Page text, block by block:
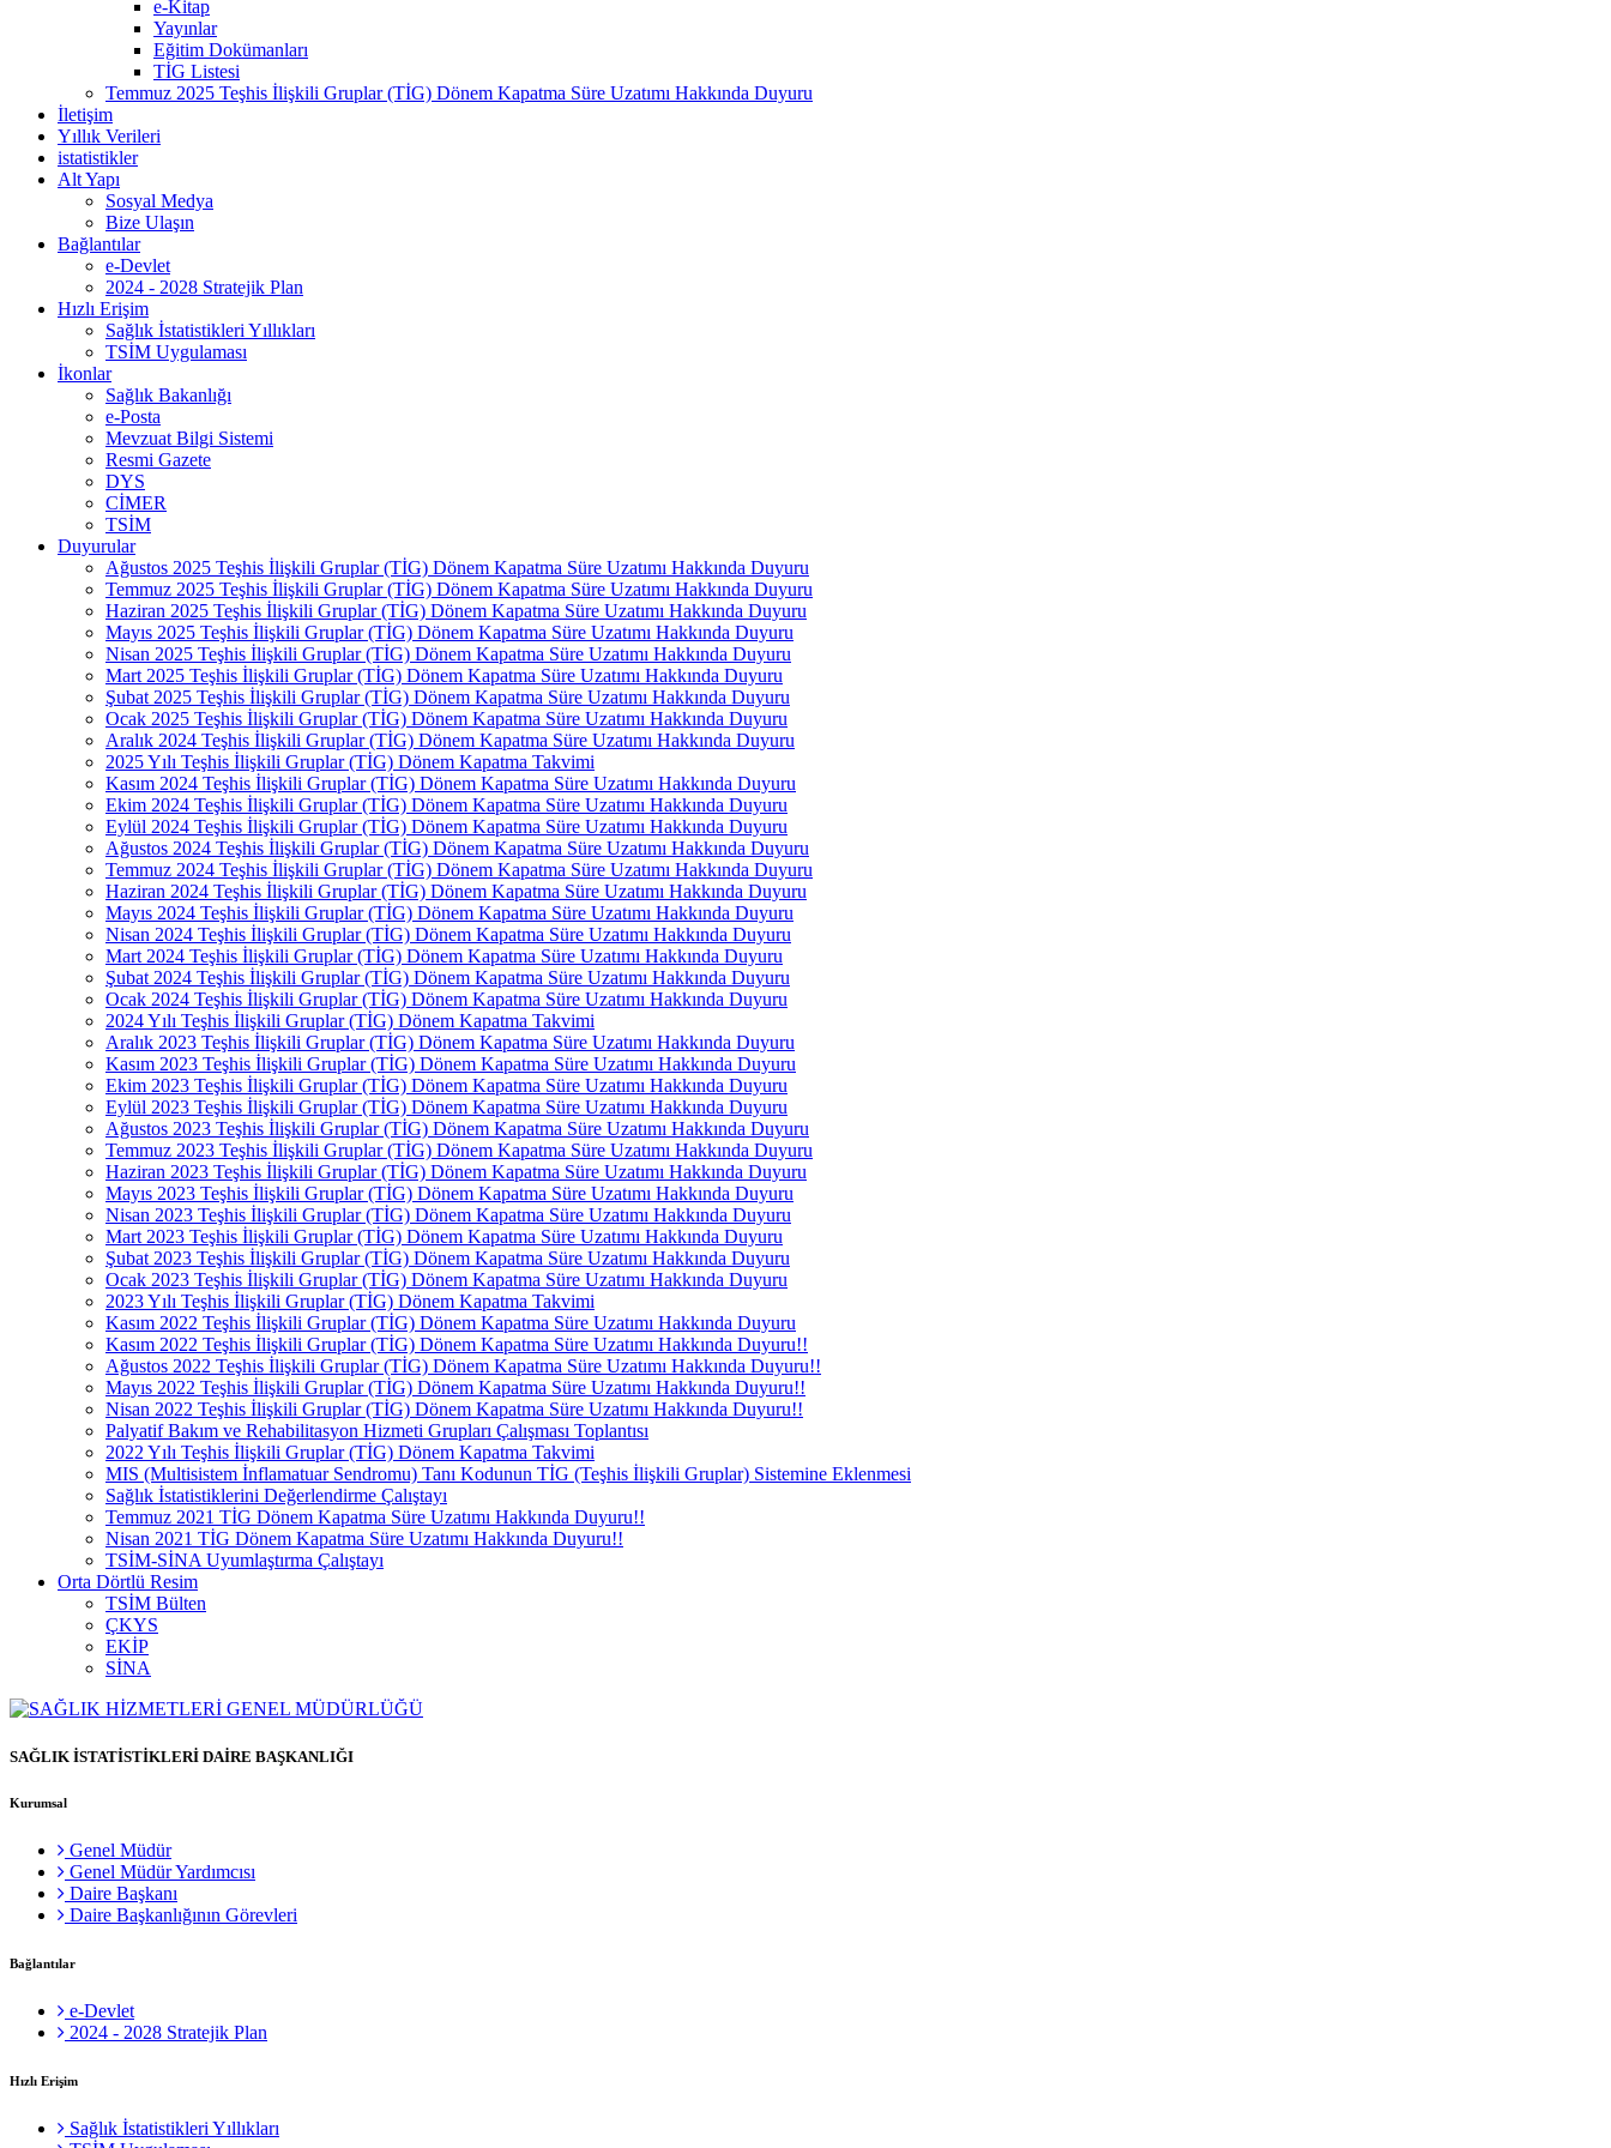
e-Kitap
Yayınlar
Eğitim Dokümanları
TİG Listesi
Temmuz 2025 Teşhis İlişkili Gruplar (TİG) Dönem Kapatma Süre Uzatımı Hakkında Duyuru
İletişim
Yıllık Verileri
istatistikler
Alt Yapı
Sosyal Medya
Bize Ulaşın
Bağlantılar
e-Devlet
2024 - 2028 Stratejik Plan
Hızlı Erişim
Sağlık İstatistikleri Yıllıkları
TSİM Uygulaması
İkonlar
Sağlık Bakanlığı
e-Posta
Mevzuat Bilgi Sistemi
Resmi Gazete
DYS
CİMER
TSİM
Duyurular
Ağustos 2025 Teşhis İlişkili Gruplar (TİG) Dönem Kapatma Süre Uzatımı Hakkında Duyuru
Temmuz 2025 Teşhis İlişkili Gruplar (TİG) Dönem Kapatma Süre Uzatımı Hakkında Duyuru
Haziran 2025 Teşhis İlişkili Gruplar (TİG) Dönem Kapatma Süre Uzatımı Hakkında Duyuru
Mayıs 2025 Teşhis İlişkili Gruplar (TİG) Dönem Kapatma Süre Uzatımı Hakkında Duyuru
Nisan 2025 Teşhis İlişkili Gruplar (TİG) Dönem Kapatma Süre Uzatımı Hakkında Duyuru
Mart 2025 Teşhis İlişkili Gruplar (TİG) Dönem Kapatma Süre Uzatımı Hakkında Duyuru
Şubat 2025 Teşhis İlişkili Gruplar (TİG) Dönem Kapatma Süre Uzatımı Hakkında Duyuru
Ocak 2025 Teşhis İlişkili Gruplar (TİG) Dönem Kapatma Süre Uzatımı Hakkında Duyuru
Aralık 2024 Teşhis İlişkili Gruplar (TİG) Dönem Kapatma Süre Uzatımı Hakkında Duyuru
2025 Yılı Teşhis İlişkili Gruplar (TİG) Dönem Kapatma Takvimi
Kasım 2024 Teşhis İlişkili Gruplar (TİG) Dönem Kapatma Süre Uzatımı Hakkında Duyuru
Ekim 2024 Teşhis İlişkili Gruplar (TİG) Dönem Kapatma Süre Uzatımı Hakkında Duyuru
Eylül 2024 Teşhis İlişkili Gruplar (TİG) Dönem Kapatma Süre Uzatımı Hakkında Duyuru
Ağustos 2024 Teşhis İlişkili Gruplar (TİG) Dönem Kapatma Süre Uzatımı Hakkında Duyuru
Temmuz 2024 Teşhis İlişkili Gruplar (TİG) Dönem Kapatma Süre Uzatımı Hakkında Duyuru
Haziran 2024 Teşhis İlişkili Gruplar (TİG) Dönem Kapatma Süre Uzatımı Hakkında Duyuru
Mayıs 2024 Teşhis İlişkili Gruplar (TİG) Dönem Kapatma Süre Uzatımı Hakkında Duyuru
Nisan 2024 Teşhis İlişkili Gruplar (TİG) Dönem Kapatma Süre Uzatımı Hakkında Duyuru
Mart 2024 Teşhis İlişkili Gruplar (TİG) Dönem Kapatma Süre Uzatımı Hakkında Duyuru
Şubat 2024 Teşhis İlişkili Gruplar (TİG) Dönem Kapatma Süre Uzatımı Hakkında Duyuru
Ocak 2024 Teşhis İlişkili Gruplar (TİG) Dönem Kapatma Süre Uzatımı Hakkında Duyuru
2024 Yılı Teşhis İlişkili Gruplar (TİG) Dönem Kapatma Takvimi
Aralık 2023 Teşhis İlişkili Gruplar (TİG) Dönem Kapatma Süre Uzatımı Hakkında Duyuru
Kasım 2023 Teşhis İlişkili Gruplar (TİG) Dönem Kapatma Süre Uzatımı Hakkında Duyuru
Ekim 2023 Teşhis İlişkili Gruplar (TİG) Dönem Kapatma Süre Uzatımı Hakkında Duyuru
Eylül 2023 Teşhis İlişkili Gruplar (TİG) Dönem Kapatma Süre Uzatımı Hakkında Duyuru
Ağustos 2023 Teşhis İlişkili Gruplar (TİG) Dönem Kapatma Süre Uzatımı Hakkında Duyuru
Temmuz 2023 Teşhis İlişkili Gruplar (TİG) Dönem Kapatma Süre Uzatımı Hakkında Duyuru
Haziran 2023 Teşhis İlişkili Gruplar (TİG) Dönem Kapatma Süre Uzatımı Hakkında Duyuru
Mayıs 2023 Teşhis İlişkili Gruplar (TİG) Dönem Kapatma Süre Uzatımı Hakkında Duyuru
Nisan 2023 Teşhis İlişkili Gruplar (TİG) Dönem Kapatma Süre Uzatımı Hakkında Duyuru
Mart 2023 Teşhis İlişkili Gruplar (TİG) Dönem Kapatma Süre Uzatımı Hakkında Duyuru
Şubat 2023 Teşhis İlişkili Gruplar (TİG) Dönem Kapatma Süre Uzatımı Hakkında Duyuru
Ocak 2023 Teşhis İlişkili Gruplar (TİG) Dönem Kapatma Süre Uzatımı Hakkında Duyuru
2023 Yılı Teşhis İlişkili Gruplar (TİG) Dönem Kapatma Takvimi
Kasım 2022 Teşhis İlişkili Gruplar (TİG) Dönem Kapatma Süre Uzatımı Hakkında Duyuru
Kasım 2022 Teşhis İlişkili Gruplar (TİG) Dönem Kapatma Süre Uzatımı Hakkında Duyuru!!
Ağustos 2022 Teşhis İlişkili Gruplar (TİG) Dönem Kapatma Süre Uzatımı Hakkında Duyuru!!
Mayıs 2022 Teşhis İlişkili Gruplar (TİG) Dönem Kapatma Süre Uzatımı Hakkında Duyuru!!
Nisan 2022 Teşhis İlişkili Gruplar (TİG) Dönem Kapatma Süre Uzatımı Hakkında Duyuru!!
Palyatif Bakım ve Rehabilitasyon Hizmeti Grupları Çalışması Toplantısı
2022 Yılı Teşhis İlişkili Gruplar (TİG) Dönem Kapatma Takvimi
MIS (Multisistem İnflamatuar Sendromu) Tanı Kodunun TİG (Teşhis İlişkili Gruplar) Sistemine Eklenmesi
Sağlık İstatistiklerini Değerlendirme Çalıştayı
Temmuz 2021 TİG Dönem Kapatma Süre Uzatımı Hakkında Duyuru!!
Nisan 2021 TİG Dönem Kapatma Süre Uzatımı Hakkında Duyuru!!
TSİM-SİNA Uyumlaştırma Çalıştayı
Orta Dörtlü Resim
TSİM Bülten
ÇKYS
EKİP
SİNA
SAĞLIK İSTATİSTİKLERİ DAİRE BAŞKANLIĞI
Kurumsal
Genel Müdür
Genel Müdür Yardımcısı
Daire Başkanı
Daire Başkanlığının Görevleri
Bağlantılar
e-Devlet
2024 - 2028 Stratejik Plan
Hızlı Erişim
Sağlık İstatistikleri Yıllıkları